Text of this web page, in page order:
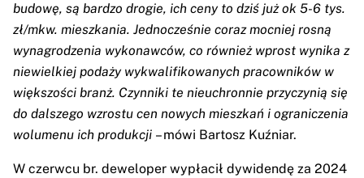
budowę, są bardzo drogie, ich ceny to dziś już ok 5-6 tys.
zł/mkw. mieszkania. Jednocześnie coraz mocniej rosną
wynagrodzenia wykonawców, co również wprost wynika z
niewielkiej podaży wykwalifikowanych pracowników w
większości branż. Czynniki te nieuchronnie przyczynią się
do dalszego wzrostu cen nowych mieszkań i ograniczenia
wolumenu ich produkcji – mówi Bartosz Kuźniar.
W czerwcu br. deweloper wypłacił dywidendę za 2024